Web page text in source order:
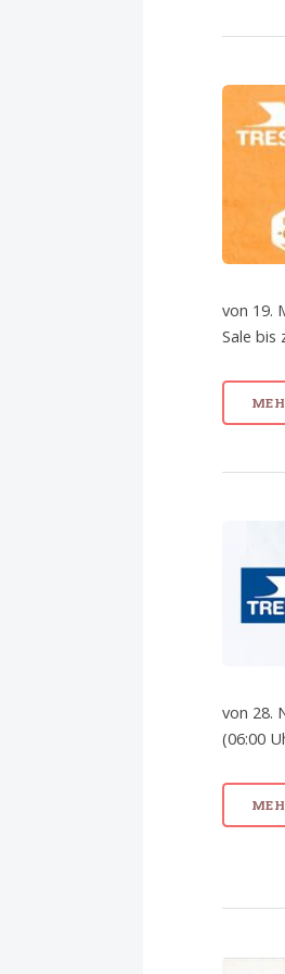
von 19.
Sale bis
von 28.
(06:00